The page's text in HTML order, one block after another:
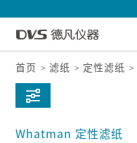
首页 滤纸 定性滤纸
Whatman 定性滤纸